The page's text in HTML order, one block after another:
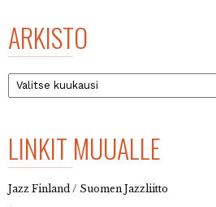
ARKISTO
Arkisto
LINKIT MUUALLE
Jazz Finland / Suomen Jazzliitto